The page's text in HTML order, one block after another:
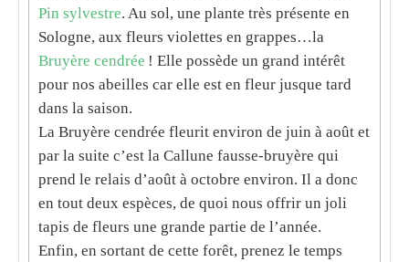
Pin sylvestre. Au sol, une plante très présente en
Sologne, aux fleurs violettes en grappes…la
Bruyère cendrée ! Elle possède un grand intérêt
pour nos abeilles car elle est en fleur jusque tard
dans la saison.
La Bruyère cendrée fleurit environ de juin à août et
par la suite c’est la Callune fausse-bruyère qui
prend le relais d’août à octobre environ. Il a donc
en tout deux espèces, de quoi nous offrir un joli
tapis de fleurs une grande partie de l’année.
Enfin, en sortant de cette forêt, prenez le temps